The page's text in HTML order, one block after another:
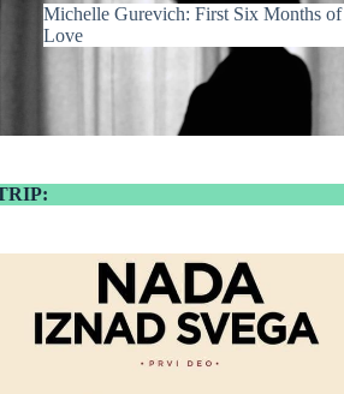
Michelle Gurevich: First Six Months of
Love